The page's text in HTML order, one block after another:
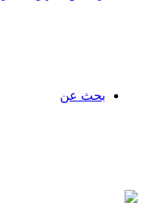
بحث عن